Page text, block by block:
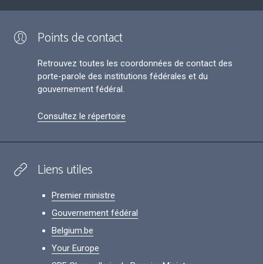
Points de contact
Retrouvez toutes les coordonnées de contact des
porte-parole des institutions fédérales et du
gouvernement fédéral.
Consultez le répertoire
Liens utiles
Premier ministre
Gouvernement fédéral
Belgium.be
Your Europe